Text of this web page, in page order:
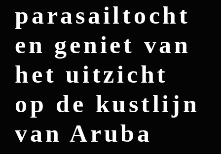
parasailtocht
en geniet van
het uitzicht
op de kustlijn
van Aruba